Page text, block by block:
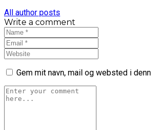
All author posts
Write a comment
Gem mit navn, mail og websted i